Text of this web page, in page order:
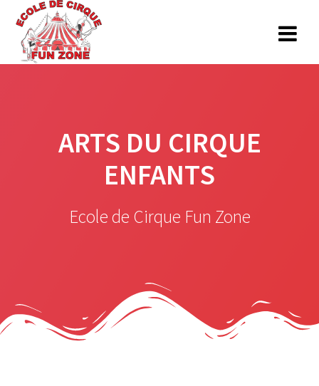
ARTS DU CIRQUE
ENFANTS
Ecole de Cirque Fun Zone